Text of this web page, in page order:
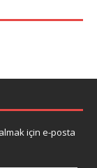
için e-posta